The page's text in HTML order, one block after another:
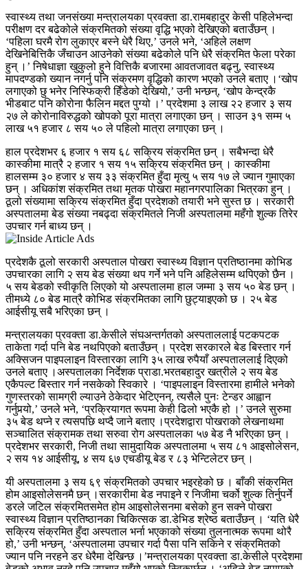
स्वास्थ्य तथा जनसंख्या मन्त्रालयका प्रवक्ता डा.रामबहादुर केसी पहिलेभन्दा
परीक्षण दर बढेकोले संक्रमितको संख्या वृद्धि भएको देखिएको बताउँछन् ।
‘पहिला घरमै रोग लुकाएर बस्ने धेरै थिए,’ उनले भने, ‘अहिले लक्षण
देखिनेबित्तिकै जँचाउन आउनेको संख्या बढेकोले पनि धेरै संक्रमित फेला परेका
हुन् ।’ निषेधाज्ञा खुकुलो हुने वित्तिकै बजारमा आवतजावत बढ्नु, स्वास्थ्य
मापदण्डको ख्यान नगर्नु पनि संक्रमण वृद्धिको कारण भएको उनले बताए ।‘खोप
लगाएको छु भनेर निस्फिक्री हिँडेको देखियो,’ उनी भन्छन्, ‘खोप केन्द्रकै
भीडबाट पनि कोरोना फैलिन मद्दत पुग्यो ।’ प्रदेशमा ३ लाख २२ हजार ३ सय
२७ ले कोरोनाविरुद्धको खोपको पूरा मात्रा लगाएका छन् । साउन ३१ सम्म ५
लाख ५१ हजार ८ सय ५० ले पहिलो मात्रा लगाएका छन् ।
हाल प्रदेशभर ६ हजार १ सय ६८ सक्रिय संक्रमित छन् । सबैभन्दा धेरै
कास्कीमा मात्रै २ हजार १ सय १५ सक्रिय संक्रमित छन् । कास्कीमा
हालसम्म ३० हजार ४ सय ३३ संक्रमित हुँदा मृत्यु ५ सय १७ ले ज्यान गुमाएका
छन् । अधिकांश संक्रमित तथा मृतक पोखरा महानगरपालिका भित्रका हुन् ।
ठूलो संख्यामा सक्रिय संक्रमित हुँदा प्रदेशको तयारी भने सुस्त छ । सरकारी
अस्पतालमा बेड संख्या नबढ्दा संक्रमितले निजी अस्पतालमा महँगो शुल्क तिरेर
उपचार गर्न बाध्य छन् ।
प्रदेशकै ठूलो सरकारी अस्पताल पोखरा स्वास्थ्य विज्ञान प्रतिष्ठानमा कोभिड
उपचारका लागि २ सय बेड संख्या थप गर्ने भने पनि अहिलेसम्म थपिएको छैन ।
५ सय बेडको स्वीकृति लिएको यो अस्पतालमा हाल जम्मा ३ सय ५० बेड छन् ।
तीमध्ये ८० बेड मात्रै कोभिड संक्रमितका लागि छुट्याइएको छ । २५ बेड
आईसीयू सबै भरिएका छन् ।
मन्त्रालयका प्रवक्ता डा.केसीले संघअन्तर्गतको अस्पताललाई पटकपटक
ताकेता गर्दा पनि बेड नथपिएको बताउँछन् । प्रदेश सरकारले बेड बिस्तार गर्न
अक्सिजन पाइपलाइन विस्तारका लागि ३५ लाख रुपैयाँ अस्पताललाई दिएको
उनले बताए ।अस्पतालका निर्देशक प्राडा.भरतबहादुर खत्रीले २ सय बेड
एकैपल्ट बिस्तार गर्न नसकेको स्विकारे । ‘पाइपलाइन विस्तारमा हामीले भनेको
गुणस्तरको सामग्री ल्याउने ठेकेदार भेटिएनन्, त्यसैले पुनः टेन्डर आह्वान
गर्नुपर्‍यो,’ उनले भने, ‘प्रक्रियागत रूपमा केही ढिलो भएकै हो ।’ उनले सुरुमा
३५ बेड थप्ने र त्यसपछि थप्दै जाने बताए ।प्रदेशद्वारा पोखराको लेखनाथमा
सञ्चालित संक्रामक तथा सरुवा रोग अस्पतालका ५७ बेड नै भरिएका छन् ।
प्रदेशभर सरकारी, निजी तथा सामुदायिक अस्पतालमा ५ सय ८१ आइसोलेसन,
२ सय १४ आईसीयू, ४ सय ६७ एचडीयू बेड र ८३ भेन्टिलेटर छन् ।
यी अस्पतालमा ३ सय ६९ संक्रमितको उपचार भइरहेको छ । बाँकी संक्रमित
होम आइसोलेसनमै छन् ।सरकारीमा बेड नपाइने र निजीमा चर्को शुल्क तिर्नुपर्ने
डरले जटिल संक्रमितसमेत होम आइसोलेसनमा बसेको हुन सक्ने पोखरा
स्वास्थ्य विज्ञान प्रतिष्ठानका चिकित्सक डा.डेभिड श्रेष्ठ बताउँछन् । ‘यति धेरै
सक्रिय संक्रमित हुँदा अस्पताल भर्ना भएकाको संख्या तुलनात्मक रूपमा थोरै
हो,’ उनी भन्छन्, ‘अस्पतालमा उपचार गर्दा पैसा पनि सकिने र संक्रमितको
ज्यान पनि नरहने डर धेरैमा देखिन्छ ।’मन्त्रालयका प्रवक्ता डा.केसीले प्रदेशमा